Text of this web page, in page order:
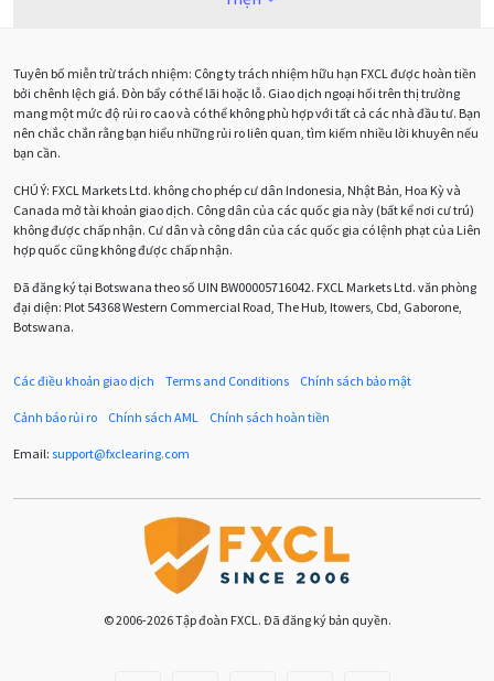
Bảng Anh Bảng lương phi nông nghiệp CAD
CHF COVI-19 COVID-19 CPI Charles Dow
Chuyên gia cố vấn Chuyên gia tư vấn
Con số xu hướng Các mức Fibonacci Cắt lỗ
Dừng lại Dừng lỗ
EUR / AUD EUR / USD
EURJPY EURUSD Euro
Expert Advisor Expert Advisors FOMC
Tuyên bố miễn trừ trách nhiệm: Công ty trách nhiệm hữu hạn FXCL được hoàn tiền
bởi chênh lệch giá. Đòn bẩy có thể lãi hoặc lỗ. Giao dịch ngoại hối trên thị trường
mang một mức độ rủi ro cao và có thể không phù hợp với tất cả các nhà đầu tư. Bạn
nên chắc chắn rằng bạn hiểu những rủi ro liên quan, tìm kiếm nhiều lời khuyên nếu
bạn cần.
CHÚ Ý: FXCL Markets Ltd. không cho phép cư dân Indonesia, Nhật Bản, Hoa Kỳ và
Canada mở tài khoản giao dịch. Công dân của các quốc gia này (bất kể nơi cư trú)
không được chấp nhận. Cư dân và công dân của các quốc gia có lệnh phạt của Liên
hợp quốc cũng không được chấp nhận.
Đã đăng ký tại Botswana theo số UIN BW00005716042. FXCL Markets Ltd. văn phòng
đại diện: Plot 54368 Western Commercial Road, The Hub, Itowers, Cbd, Gaborone,
Botswana.
Các điều khoản giao dịch Terms and Conditions Chính sách bảo mật
Cảnh báo rủi ro Chính sách AML Chính sách hoàn tiền
Email: support@fxclearing.com
© 2006-2026 Tập đoàn FXCL. Đã đăng ký bản quyền.